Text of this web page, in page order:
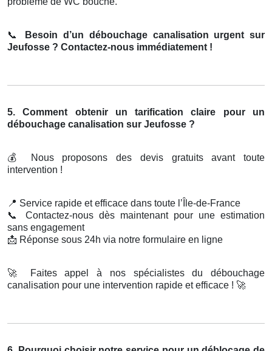
📞
Besoin d’un débouchage canalisation urgent sur
Jeufosse ? Contactez-nous immédiatement !
5. Comment obtenir un tarification claire pour un
débouchage canalisation sur Jeufosse ?
💰
Nous proposons des devis gratuits avant toute
intervention !
📍 Service rapide et efficace dans toute l’Île-de-France
📞
Contactez-nous dès maintenant pour une estimation
sans engagement
📩 Réponse sous 24h via notre formulaire en ligne
🚀
Faites appel à nos spécialistes du débouchage
canalisation pour une intervention rapide et efficace ! 🚀